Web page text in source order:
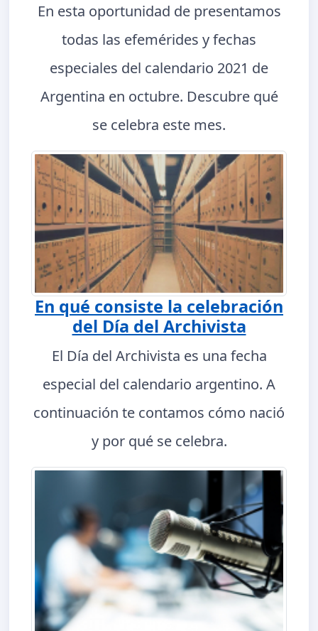
En esta oportunidad de presentamos
todas las efemérides y fechas
especiales del calendario 2021 de
Argentina en octubre. Descubre qué
se celebra este mes.
En qué consiste la celebración
del Día del Archivista
El Día del Archivista es una fecha
especial del calendario argentino. A
continuación te contamos cómo nació
y por qué se celebra.